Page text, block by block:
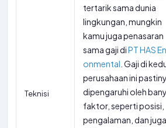
Teknisi
tertarik sama dunia
lingkungan, mungkin
kamu juga penasaran
sama gaji diPT HAS
onmental . Gaji di
perusahaan ini
dipengaruhi oleh
faktor, seperti posisi,
pengalaman, dan juga